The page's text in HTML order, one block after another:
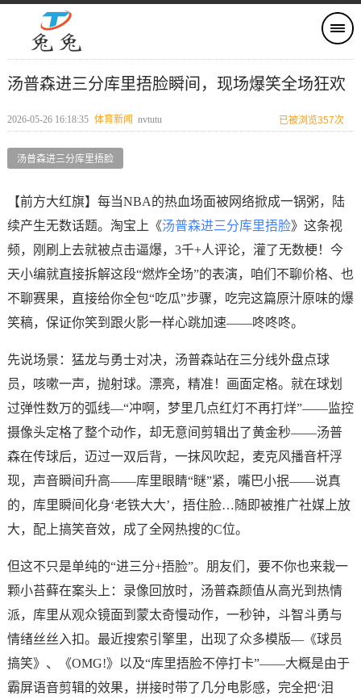
汤普森进三分库里捂脸瞬间，现场爆笑全场狂欢
2026-05-26 16:18:35 体育新闻 nvtutu 已被浏览357次
汤普森进三分库里捂脸
【前方大红旗】每当NBA的热血场面被网络掀成一锅粥，陆
续产生无数话题。淘宝上《汤普森进三分库里捂脸》这条视
频，刚刷上去就被点击逼爆，3千+人评论，灌了无数梗！今
天小编就直接拆解这段“燃炸全场”的表演，咱们不聊价格、也
不聊赛果，直接给你全包“吃瓜”步骤，吃完这篇原汁原味的爆
笑稿，保证你笑到跟火影一样心跳加速——咚咚咚。
先说场景：猛龙与勇士对决，汤普森站在三分线外盘点球
员，咳嗽一声，抛射球。漂亮，精准！画面定格。就在球划
过弹性数万的弧线—“冲啊，梦里几点红灯不再打烊”——监控
摄像头定格了整个动作，却无意间剪辑出了黄金秒——汤普
森在传球后，迈过一双后背，一抹风吹起，麦克风播音杆浮
现，声音瞬间升高——库里眼睛“瞇”紧，嘴巴小抿——说真
的，库里瞬间化身‘老铁大大’，捂住脸…随即被推广社媒上放
大，配上搞笑音效，成了全网热搜的C位。
但这不只是单纯的“进三分+捂脸”。朋友们，要不你也来栽一
颗小苔藓在案头上：录像回放时，汤普森颜值从高光到热情
派，库里从观众镜面到蒙太奇慢动作，一秒钟，斗智斗勇与
情绪丝丝入扣。最近搜索引擎里，出现了众多模版—《球员
搞笑》、《OMG!》以及“库里捂脸不停打卡”——大概是由于
霸屏语音剪辑的效果，拼接时带了几分电影感，完全把‘泪